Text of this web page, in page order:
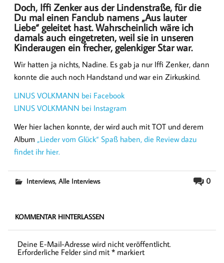
Doch, Iffi Zenker aus der Lindenstraße, für die
Du mal einen Fanclub namens „Aus lauter
Liebe“ geleitet hast. Wahrscheinlich wäre ich
damals auch eingetreten, weil sie in unseren
Kinderaugen ein frecher, gelenkiger Star war.
Wir hatten ja nichts, Nadine. Es gab ja nur Iffi Zenker, dann
konnte die auch noch Handstand und war ein Zirkuskind.
LINUS VOLKMANN bei Facebook
LINUS VOLKMANN bei Instagram
Wer hier lachen konnte, der wird auch mit TOT und derem
Album „Lieder vom Glück“ Spaß haben, die Review dazu
findet ihr hier.
0
Interviews,Alle Interviews
KOMMENTAR HINTERLASSEN
Deine E-Mail-Adresse wird nicht veröffentlicht.
Erforderliche Felder sind mit* markiert